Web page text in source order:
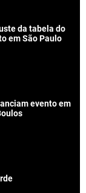
da tabela do
em São Paulo
evento em